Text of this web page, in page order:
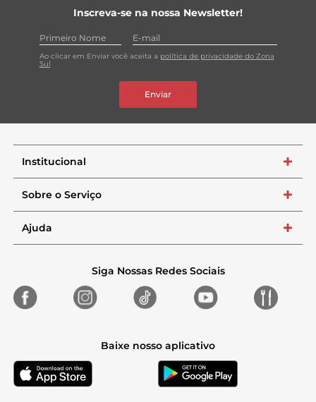
Inscreva-se na nossa Newsletter!
Ao clicar em Enviar você aceita a política de privacidade do Zona
Sul
Enviar
Institucional +
Sobre o Serviço +
Ajuda +
Siga Nossas Redes Sociais
Baixe nosso aplicativo